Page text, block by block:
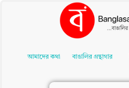
Contentআমাদের কথা বাঙালির গ্রন্থাগার